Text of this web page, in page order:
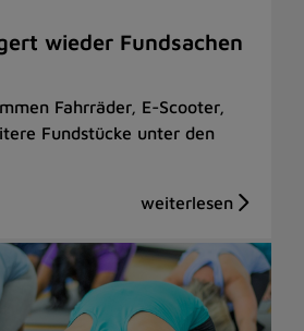
wieder Fundsachen
Fahrräder, E-Scooter,
Fundstücke unter den